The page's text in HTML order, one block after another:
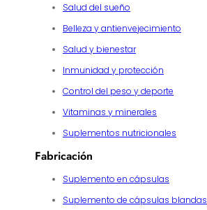
Salud del sueño
Belleza y antienvejecimiento
Salud y bienestar
Inmunidad y protección
Control del peso y deporte
Vitaminas y minerales
Suplementos nutricionales
Fabricación
Suplemento en cápsulas
Suplemento de cápsulas blandas